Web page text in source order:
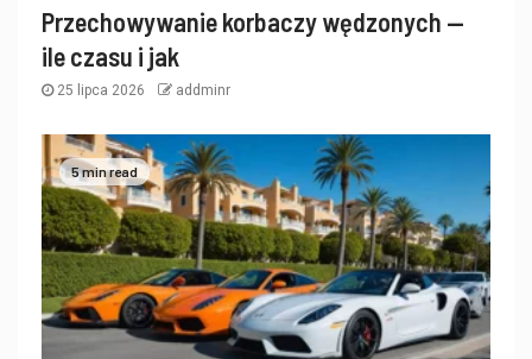
Przechowywanie korbaczy wędzonych —
ile czasu i jak
25 lipca 2026 addminr
5 min read